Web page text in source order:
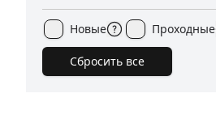
Новые Проходные
Сбросить все